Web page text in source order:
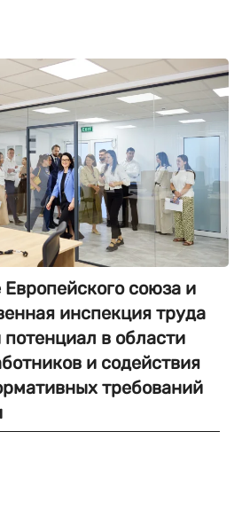
союза и
инспекция труда
в области
и содействия
требований